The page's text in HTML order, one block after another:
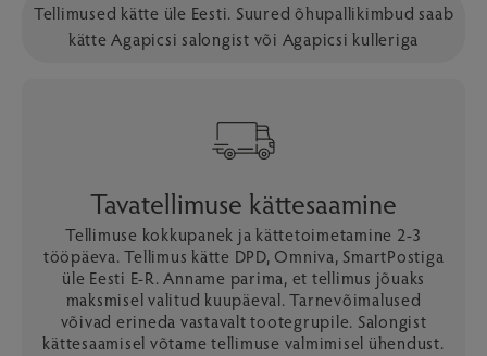
Tellimused kätte üle Eesti. Suured õhupallikimbud saab
kätte Agapicsi salongist või Agapicsi kulleriga
Tavatellimuse kättesaamine
Tellimuse kokkupanek ja kättetoimetamine 2-3
tööpäeva. Tellimus kätte DPD, Omniva, SmartPostiga
üle Eesti E-R. Anname parima, et tellimus jõuaks
maksmisel valitud kuupäeval. Tarnevõimalused
võivad erineda vastavalt tootegrupile. Salongist
kättesaamisel võtame tellimuse valmimisel ühendust.